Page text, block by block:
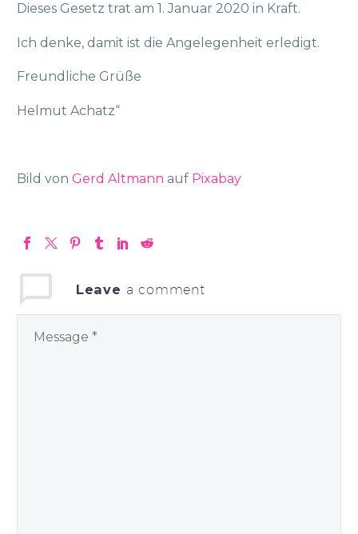
Dieses Gesetz trat am 1. Januar 2020 in Kraft.
Ich denke, damit ist die Angelegenheit erledigt.
Freundliche Grüße
Helmut Achatz“
Bild von Gerd Altmann auf Pixabay
Leave a comment